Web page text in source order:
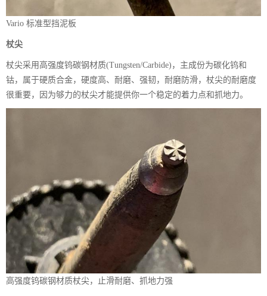
Vario 标准型挡泥板
杖尖
杖尖采用高强度钨碳钢材质(Tungsten/Carbide)，主成份为碳化钨和
钴，属于硬质合金，硬度高、耐磨、强韧，耐磨防滑，杖尖的耐磨度
很重要，因为够力的杖尖才能提供你一个稳定的着力点和抓地力。
高强度钨碳钢材质杖尖，止滑耐磨、抓地力强